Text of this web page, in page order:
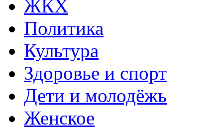
ЖКХ
Политика
Культура
Здоровье и спорт
Дети и молодёжь
Женское